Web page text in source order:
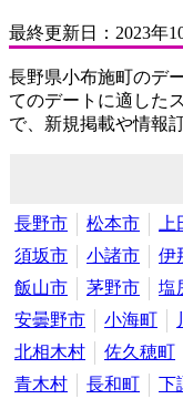
最終更新日： 2023年
長野県小布施町のデ
てのデートに適した
で、新規掲載や情報
長野市 松本市 上
須坂市
小諸市 伊
飯山市
茅野市 塩
安曇野市
小海町
北相木村
佐久穂町
青木村
長和町 下